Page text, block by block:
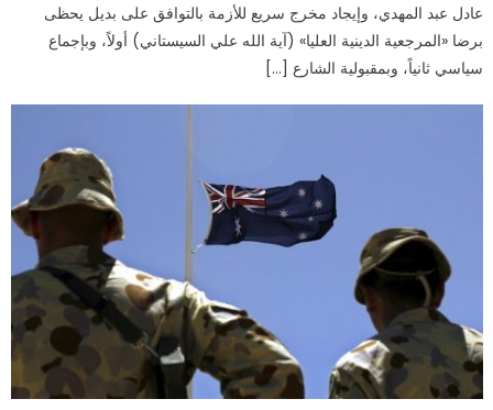
عادل عبد المهدي، وإيجاد مخرج سريع للأزمة بالتوافق على بديل يحظى
برضا «المرجعية الدينية العليا» (آية الله علي السيستاني) أولاً، وبإجماع
سياسي ثانياً، وبمقبولية الشارع […]